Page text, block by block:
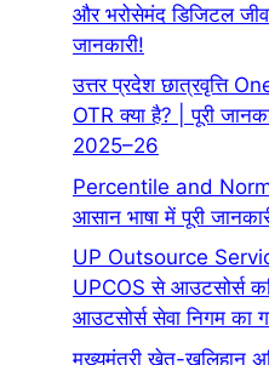
और भरोसेमंद डिजिटल
जानकारी!
उत्तर प्रदेश छात्रवृत्ति
OTR क्या है? | पूरी
2025–26
Percentile and
आसान भाषा में पूरी
UP Outsource
UPCOS से आउटसोर्स
आउटसोर्स सेवा निगम का
मुख्यमंत्री खेत-खलिहान